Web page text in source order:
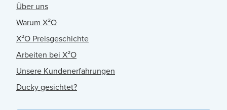
Über uns
Warum X²O
X²O Preisgeschichte
Arbeiten bei X²O
Unsere Kundenerfahrungen
Ducky gesichtet?